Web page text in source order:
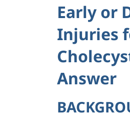
Early or
Injuries
Answer